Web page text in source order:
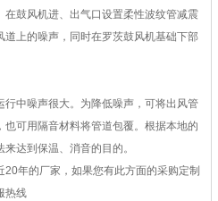
鼓风机进、出气口设置柔性波纹管减震
上的噪声，同时在罗茨鼓风机基础下部
中噪声很大。为降低噪声，可将出风管
可用隔音材料将管道包覆。根据本地的
达到保温、消音的目的。
年的厂家，如果您有此方面的采购定制
热线